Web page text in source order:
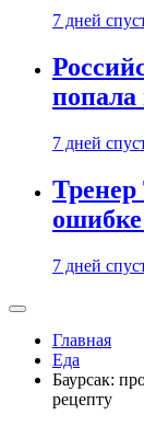
7 дней
7 дней
Тренер
7 дней
Главная
Еда
Баурсак:
рецепту